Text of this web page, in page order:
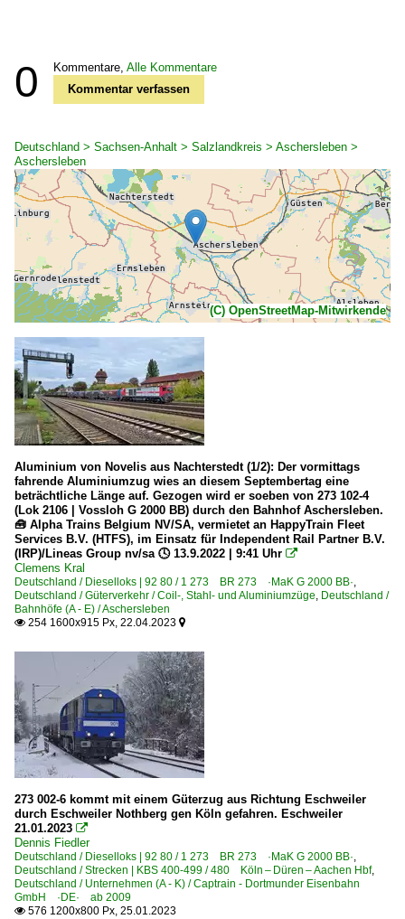
0 Kommentare, Alle Kommentare
Kommentar verfassen
Deutschland > Sachsen-Anhalt > Salzlandkreis > Aschersleben >
Aschersleben
(C) OpenStreetMap-Mitwirkende
Aluminium von Novelis aus Nachterstedt (1/2): Der vormittags
fahrende Aluminiumzug wies an diesem Septembertag eine
beträchtliche Länge auf. Gezogen wird er soeben von 273 102-4
(Lok 2106 | Vossloh G 2000 BB) durch den Bahnhof Aschersleben.
🧰 Alpha Trains Belgium NV/SA, vermietet an HappyTrain Fleet
Services B.V. (HTFS), im Einsatz für Independent Rail Partner B.V.
(IRP)/Lineas Group nv/sa 🕓 13.9.2022 | 9:41 Uhr 
Clemens Kral
Deutschland / Dieselloks | 92 80 / 1 273 BR 273 ·MaK G 2000 BB·,
Deutschland / Güterverkehr / Coil-, Stahl- und Aluminiumzüge, Deutschland /
Bahnhöfe (A - E) / Aschersleben
 254 1600x915 Px, 22.04.2023 
273 002-6 kommt mit einem Güterzug aus Richtung Eschweiler
durch Eschweiler Nothberg gen Köln gefahren. Eschweiler
21.01.2023 
Dennis Fiedler
Deutschland / Dieselloks | 92 80 / 1 273 BR 273 ·MaK G 2000 BB·,
Deutschland / Strecken | KBS 400-499 / 480 Köln – Düren – Aachen Hbf,
Deutschland / Unternehmen (A - K) / Captrain - Dortmunder Eisenbahn
GmbH ·DE· ab 2009
 576 1200x800 Px, 25.01.2023